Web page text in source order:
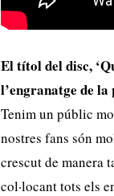
El títol del disc,
l’engranatge de
Tenim un públic
nostres fans són
crescut de manera
col·locant tots els